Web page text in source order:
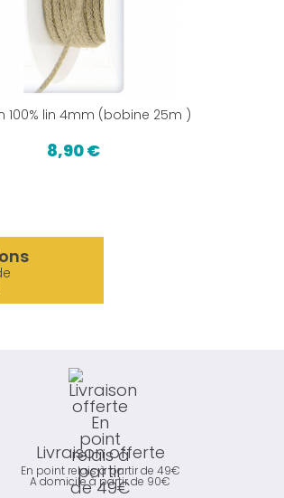
100% lin 4mm (bobine 25m )
8,90 €
Livraison offerte
En point relais à partir de 49€
A domicile à partir de 90€